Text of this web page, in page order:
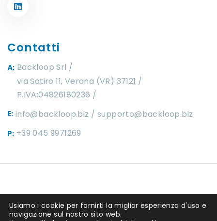
Contatti
P: +39 045 9971269
E: info@backloop.biz supporto@backloop.biz
A: Backloop Srl
via Satiro 11, Verona (VR) 37121 /
P.IVA:04826180236
Copyright ©2025 by Backloop srl . P.IVA
04826180236 REA 449292. Capitale
Usiamo i cookie per fornirti la miglior esperienza d'uso e
navigazione sul nostro sito web.